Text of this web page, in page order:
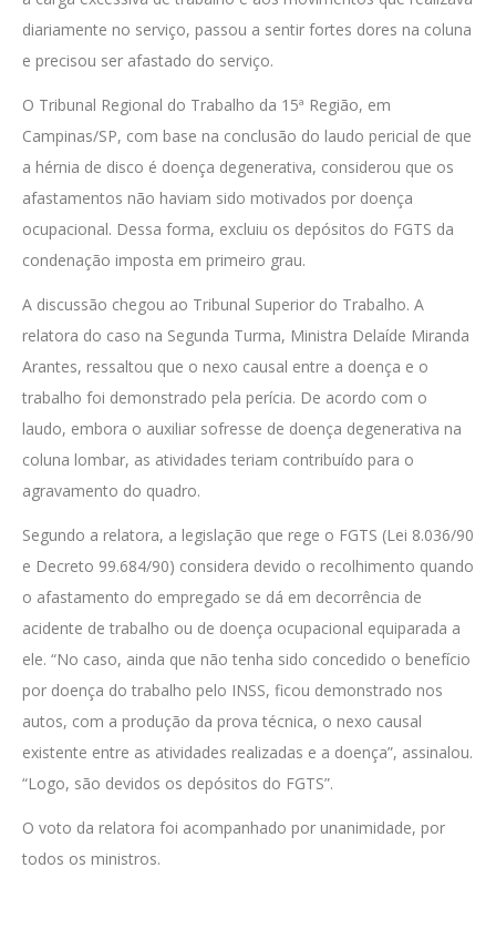
diariamente no serviço, passou a sentir fortes dores na coluna
e precisou ser afastado do serviço.
O Tribunal Regional do Trabalho da 15ª Região, em
Campinas/SP, com base na conclusão do laudo pericial de que
a hérnia de disco é doença degenerativa, considerou que os
afastamentos não haviam sido motivados por doença
ocupacional. Dessa forma, excluiu os depósitos do FGTS da
condenação imposta em primeiro grau.
A discussão chegou ao Tribunal Superior do Trabalho. A
relatora do caso na Segunda Turma, Ministra Delaíde Miranda
Arantes, ressaltou que o nexo causal entre a doença e o
trabalho foi demonstrado pela perícia. De acordo com o
laudo, embora o auxiliar sofresse de doença degenerativa na
coluna lombar, as atividades teriam contribuído para o
agravamento do quadro.
Segundo a relatora, a legislação que rege o FGTS (Lei 8.036/90
e Decreto 99.684/90) considera devido o recolhimento quando
o afastamento do empregado se dá em decorrência de
acidente de trabalho ou de doença ocupacional equiparada a
ele. “No caso, ainda que não tenha sido concedido o benefício
por doença do trabalho pelo INSS, ficou demonstrado nos
autos, com a produção da prova técnica, o nexo causal
existente entre as atividades realizadas e a doença”, assinalou.
“Logo, são devidos os depósitos do FGTS”.
O voto da relatora foi acompanhado por unanimidade, por
todos os ministros.